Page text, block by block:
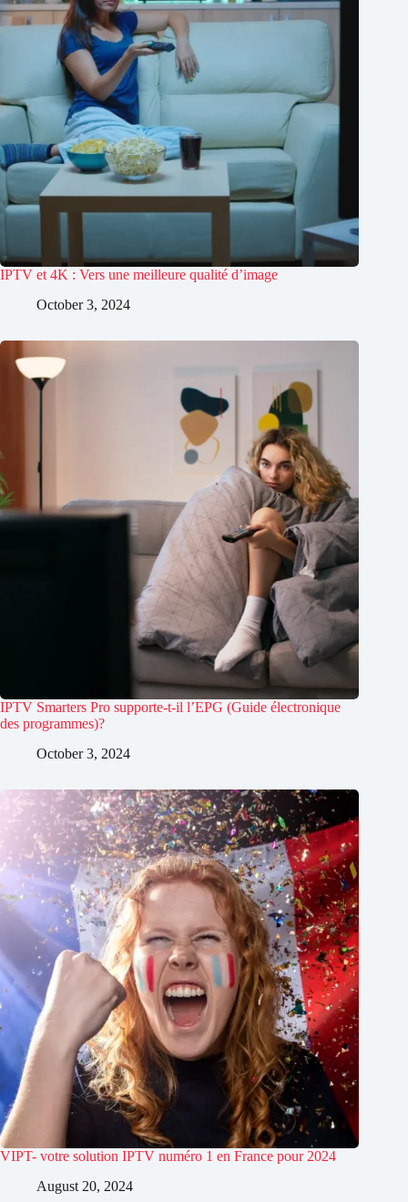
IPTV et 4K : Vers une meilleure qualité d’image
October 3, 2024
IPTV Smarters Pro supporte-t-il l’EPG (Guide électronique
des programmes)?
October 3, 2024
VIPT- votre solution IPTV numéro 1 en France pour 2024
August 20, 2024